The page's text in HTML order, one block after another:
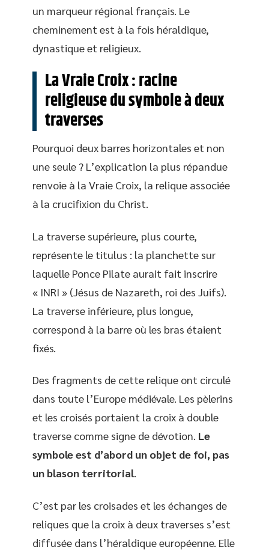
un marqueur régional français. Le
cheminement est à la fois héraldique,
dynastique et religieux.
La Vraie Croix : racine
religieuse du symbole à deux
traverses
Pourquoi deux barres horizontales et non
une seule ? L’explication la plus répandue
renvoie à la Vraie Croix, la relique associée
à la crucifixion du Christ.
La traverse supérieure, plus courte,
représente le titulus : la planchette sur
laquelle Ponce Pilate aurait fait inscrire
« INRI » (Jésus de Nazareth, roi des Juifs).
La traverse inférieure, plus longue,
correspond à la barre où les bras étaient
fixés.
Des fragments de cette relique ont circulé
dans toute l’Europe médiévale. Les pèlerins
et les croisés portaient la croix à double
traverse comme signe de dévotion. Le
symbole est d’abord un objet de foi, pas
un blason territorial.
C’est par les croisades et les échanges de
reliques que la croix à deux traverses s’est
diffusée dans l’héraldique européenne. Elle